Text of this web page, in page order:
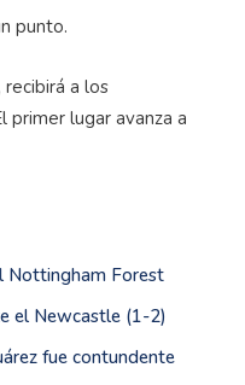
punto.
recibirá a los
primer lugar avanza a
Nottingham Forest
el Newcastle (1-2)
fue contundente